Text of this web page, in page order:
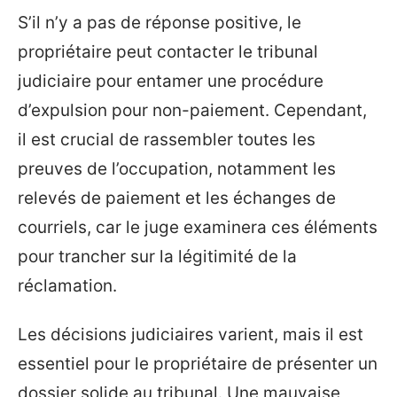
S’il n’y a pas de réponse positive, le
propriétaire peut contacter le tribunal
judiciaire pour entamer une procédure
d’expulsion pour non-paiement. Cependant,
il est crucial de rassembler toutes les
preuves de l’occupation, notamment les
relevés de paiement et les échanges de
courriels, car le juge examinera ces éléments
pour trancher sur la légitimité de la
réclamation.
Les décisions judiciaires varient, mais il est
essentiel pour le propriétaire de présenter un